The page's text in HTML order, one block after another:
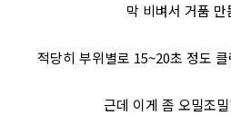
막 비벼서 거품 만
적당히 부위별로 15~20초 정도
근데 이게 좀 오밀조